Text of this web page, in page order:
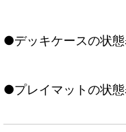
●デッキケースの状
●プレイマットの状